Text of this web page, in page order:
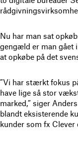
Nu har man sat
gengæld er man gået
at opkøbe på det
”Vi har stærkt fokus
have lige så stor
marked,” siger
blandt eksisterende
kunder som fx Clever